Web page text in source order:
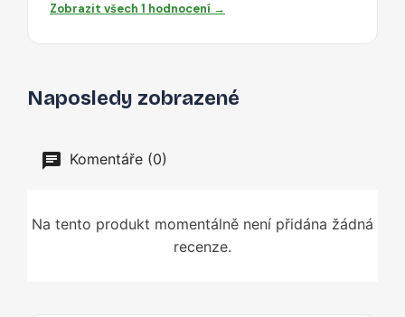
Zobrazit všech 1 hodnocení →
Naposledy zobrazené
Komentáře (0)
Na tento produkt momentálně není přidána žádná
recenze.